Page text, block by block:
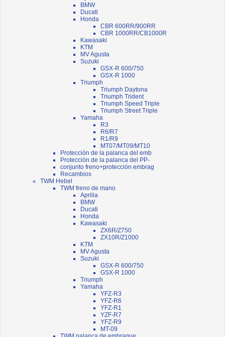
BMW
Ducati
Honda
CBR 600RR/900RR
CBR 1000RR/CB1000R
Kawasaki
KTM
MV Agusta
Suzuki
GSX-R 600/750
GSX-R 1000
Triumph
Triumph Daytona
Triumph Trident
Triumph Speed Triple
Triumph Street Triple
Yamaha
R3
R6/R7
R1/R9
MT07/MT09/MT10
Protección de la palanca del emb
Protección de la palanca del PP-
conjunto freno+protección embrag
Recambios
TWM Hebel
TWM freno de mano
Aprilia
BMW
Ducati
Honda
Kawasaki
ZX6R/Z750
ZX10R/Z1000
KTM
MV Agusta
Suzuki
GSX-R 600/750
GSX-R 1000
Triumph
Yamaha
YFZ-R3
YFZ-R6
YFZ-R1
YZF-R7
YFZ-R9
MT-09